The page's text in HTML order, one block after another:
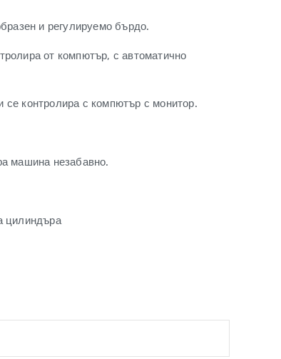
и регулируемо бърдо.
от компютър, с автоматично
се контролира с компютър с монитор.
машина незабавно.
цилиндъра